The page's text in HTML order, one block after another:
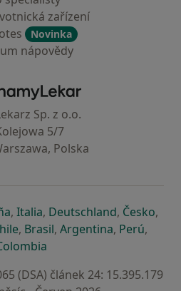
zařízení
Novinka
nápovědy
ZnamyLekar - Hlavní stránka
Sp. z o.o.
5/7
Polska
záložce
v nové záložce
se otevře v nové záložce
, Italiase otevře v nové záložce
, Deutschlandse otevře v
, Českose
,
záložce
v nové záložce
se otevře v nové záložce
, Brasilse otevře v nové
, Argentinase otevře v
, Perúse
,
(DSA) článek 24: 15.395.179